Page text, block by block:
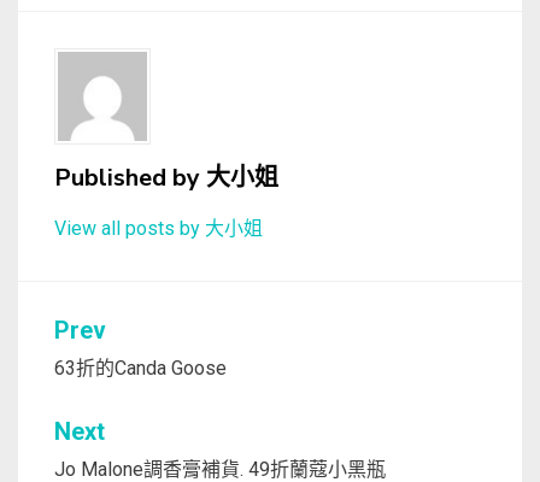
Published by大小姐
View all posts by 大小姐
文
章
導
覽
Prev
63折的Canda Goose
Next
Jo Malone調香膏補貨. 49折蘭蔻小黑瓶